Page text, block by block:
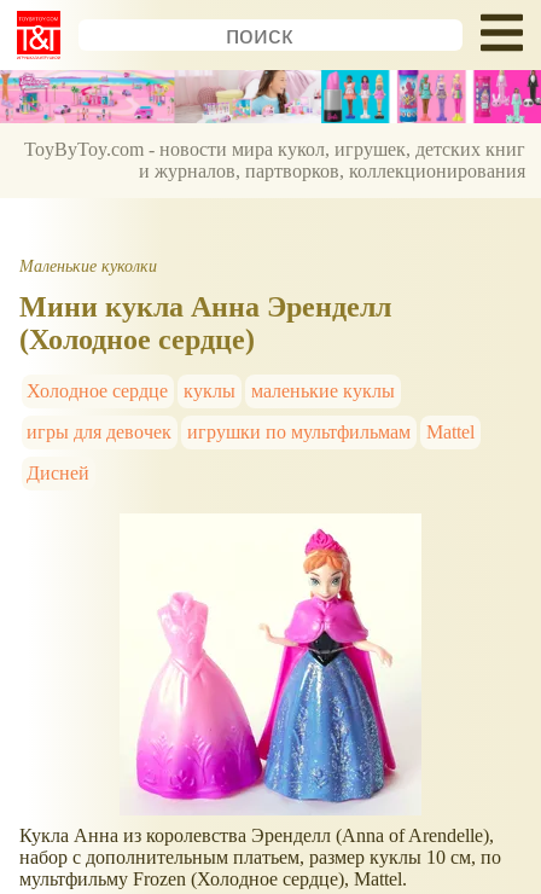
ToyByToy.com - новости мира кукол, игрушек, детских книг
и журналов, партворков, коллекционирования
Маленькие куколки
Мини кукла Анна Эренделл
(Холодное сердце)
Холодное сердце куклы
маленькие куклы
игры для девочек
игрушки по мультфильмам
Mattel
Дисней
Кукла Анна из королевства Эренделл (Anna of Arendelle),
набор с дополнительным платьем, размер куклы 10 см, по
мультфильму Frozen (Холодное сердце), Mattel.